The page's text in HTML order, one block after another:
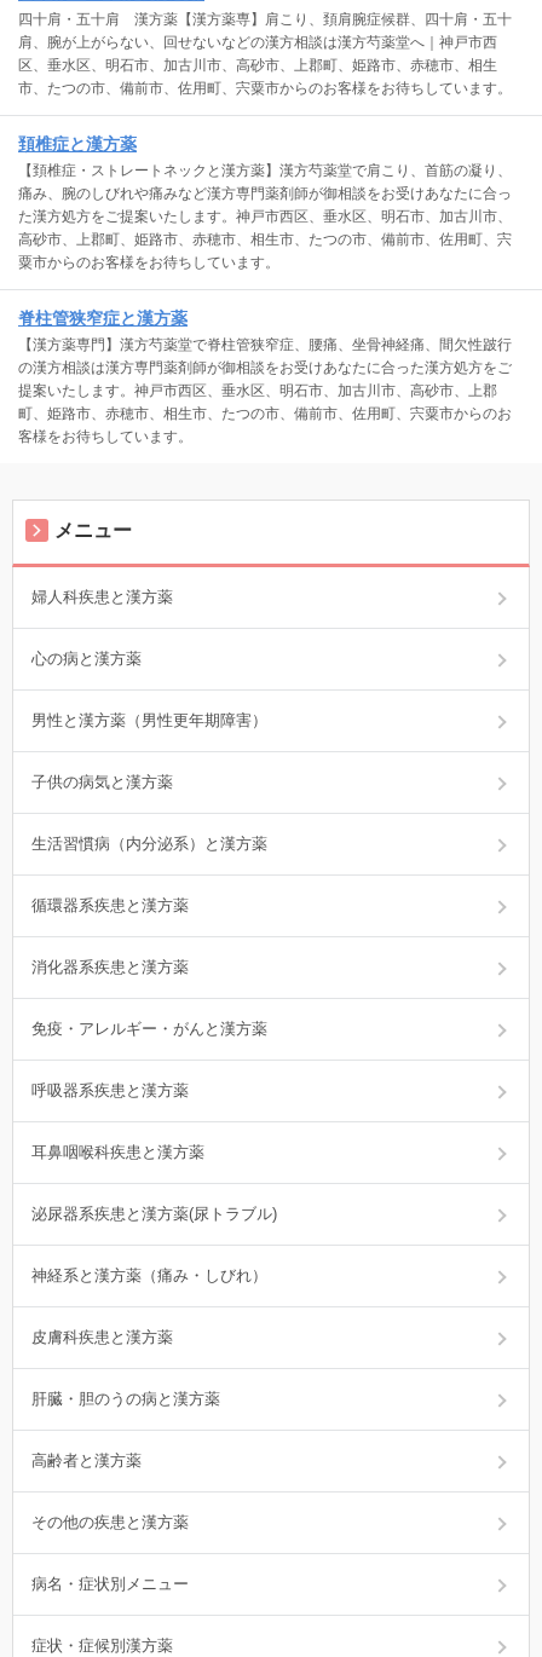
四十肩・五十肩 漢方薬【漢方薬専】肩こり、頚肩腕症候群、四十肩・五十
肩、腕が上がらない、回せないなどの漢方相談は漢方芍薬堂へ｜神戸市西
区、垂水区、明石市、加古川市、高砂市、上郡町、姫路市、赤穂市、相生
市、たつの市、備前市、佐用町、宍粟市からのお客様をお待ちしています。
頚椎症と漢方薬
【頚椎症・ストレートネックと漢方薬】漢方芍薬堂で肩こり、首筋の凝り、
痛み、腕のしびれや痛みなど漢方専門薬剤師が御相談をお受けあなたに合っ
た漢方処方をご提案いたします。神戸市西区、垂水区、明石市、加古川市、
高砂市、上郡町、姫路市、赤穂市、相生市、たつの市、備前市、佐用町、宍
粟市からのお客様をお待ちしています。
脊柱管狭窄症と漢方薬
【漢方薬専門】漢方芍薬堂で脊柱管狭窄症、腰痛、坐骨神経痛、間欠性跛行
の漢方相談は漢方専門薬剤師が御相談をお受けあなたに合った漢方処方をご
提案いたします。神戸市西区、垂水区、明石市、加古川市、高砂市、上郡
町、姫路市、赤穂市、相生市、たつの市、備前市、佐用町、宍粟市からのお
客様をお待ちしています。
メニュー
婦人科疾患と漢方薬
心の病と漢方薬
男性と漢方薬（男性更年期障害）
子供の病気と漢方薬
生活習慣病（内分泌系）と漢方薬
循環器系疾患と漢方薬
消化器系疾患と漢方薬
免疫・アレルギー・がんと漢方薬
呼吸器系疾患と漢方薬
耳鼻咽喉科疾患と漢方薬
泌尿器系疾患と漢方薬(尿トラブル)
神経系と漢方薬（痛み・しびれ）
皮膚科疾患と漢方薬
肝臓・胆のうの病と漢方薬
高齢者と漢方薬
その他の疾患と漢方薬
病名・症状別メニュー
症状・症候別漢方薬